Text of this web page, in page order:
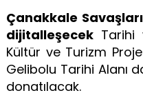
Çanakkale
dijitalleşecekTarihi
Kültür ve Turizm
Gelibolu Tarihi Alanı
donatılacak.